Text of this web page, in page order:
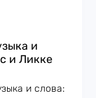
и
и Ликке
и слова: